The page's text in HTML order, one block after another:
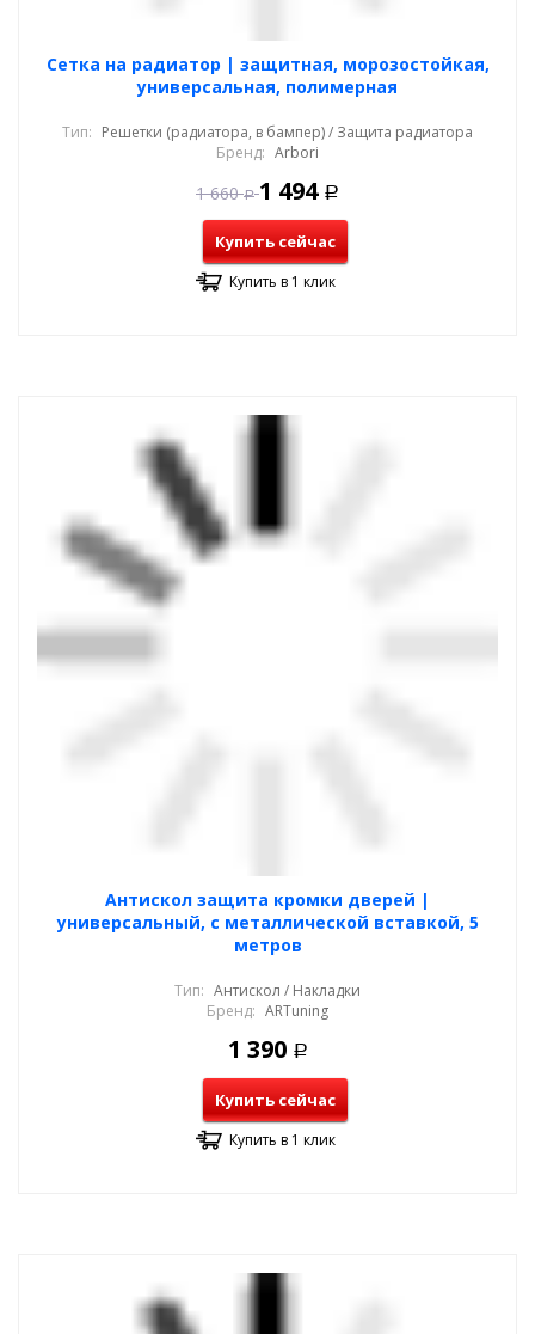
Cетка на радиатор | защитная, морозостойкая,
универсальная, полимерная
Тип: Решетки (радиатора, в бампер) / Защита радиатора
Бренд: Arbori
1 660 Р 1 494 Р
Купить сейчас
Купить в 1 клик
Антискол защита кромки дверей |
универсальный, с металлической вставкой, 5
метров
Тип: Антискол / Накладки
Бренд: ARTuning
1 390 Р
Купить сейчас
Купить в 1 клик